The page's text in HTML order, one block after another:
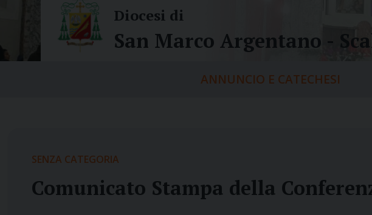
Diocesi di
San Marco Argentano -
ANNUNCIO E CATECHESI
SENZA CATEGORIA
Comunicato Stampa della